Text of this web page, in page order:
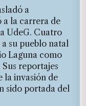
a
a la carrera de
UdeG. Cuatro
a su pueblo natal
Laguna como
reportajes
la invasión de
sido portada del